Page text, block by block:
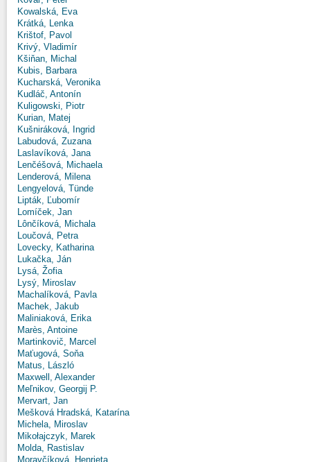
Kowalská, Eva
Krátká, Lenka
Krištof, Pavol
Krivý, Vladimír
Kšiňan, Michal
Kubis, Barbara
Kucharská, Veronika
Kudláč, Antonín
Kuligowski, Piotr
Kurian, Matej
Kušniráková, Ingrid
Labudová, Zuzana
Laslavíková, Jana
Lenčéšová, Michaela
Lenderová, Milena
Lengyelová, Tünde
Lipták, Ľubomír
Lomíček, Jan
Lônčíková, Michala
Loučová, Petra
Lovecky, Katharina
Lukačka, Ján
Lysá, Žofia
Lysý, Miroslav
Machalíková, Pavla
Machek, Jakub
Maliniaková, Erika
Marès, Antoine
Martinkovič, Marcel
Maťugová, Soňa
Matus, László
Maxwell, Alexander
Meľnikov, Georgij P.
Mervart, Jan
Mešková Hradská, Katarína
Michela, Miroslav
Mikołajczyk, Marek
Molda, Rastislav
Moravčíková, Henrieta